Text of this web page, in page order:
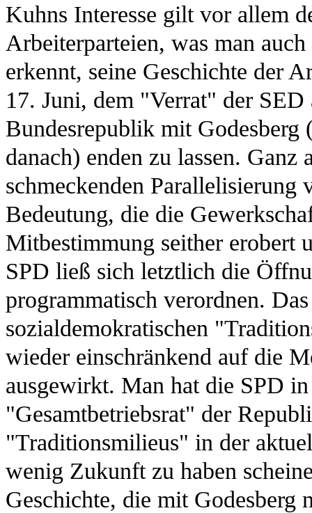
Kuhns Interesse gilt vor allem
Arbeiterparteien, was man
erkennt, seine Geschichte der
17. Juni, dem "Verrat" der
Bundesrepublik mit
danach) enden zu lassen. Ganz
schmeckenden Parallelisierung
Bedeutung, die die
Mitbestimmung seither erobert
SPD ließ sich letztlich die
programmatisch verordnen.
sozialdemokratischen
wieder einschränkend auf die
ausgewirkt. Man hat die SPD
"Gesamtbetriebsrat" der
"Traditionsmilieus" in der
wenig Zukunft zu haben
Geschichte, die mit Godesberg